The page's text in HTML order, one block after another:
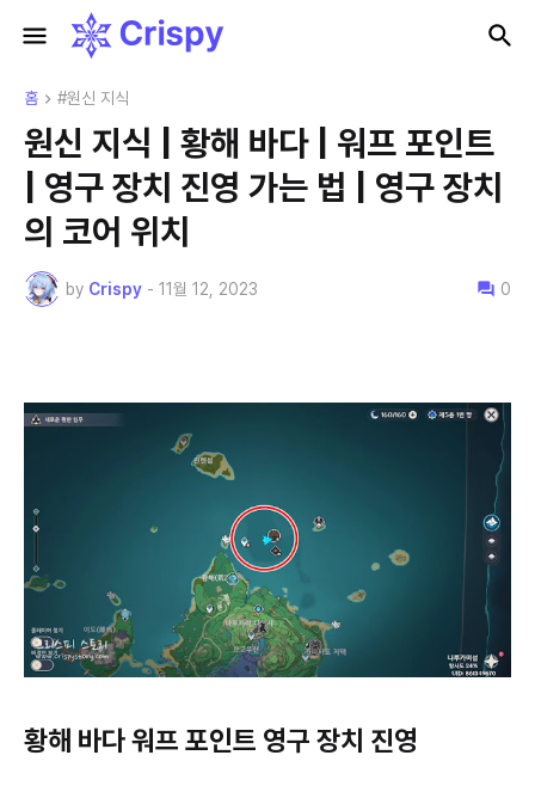
홈 #원신 지식
원신 지식 | 황해 바다 | 워프 포인트
| 영구 장치 진영 가는 법 | 영구 장치
의 코어 위치
by Crispy - 11월 12, 2023 0
황해 바다 워프 포인트 영구 장치 진영